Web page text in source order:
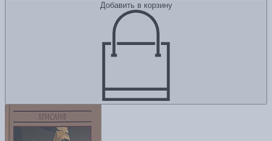
Добавить в корзину